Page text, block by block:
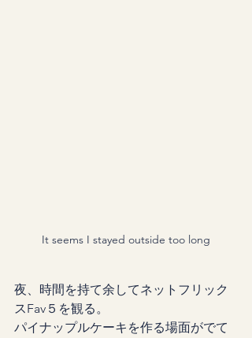
It seems I stayed outside too long
夜、時間を持て余してネットフリック
スFav５を観る。
パイナップルケーキを作る場面がでて